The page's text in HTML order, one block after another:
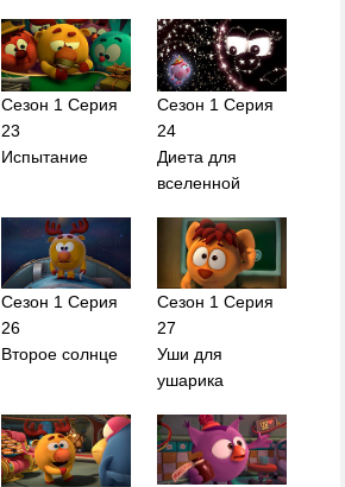
Сезон 1 Серия
23
Испытание
Сезон 1 Серия
24
Диета для
вселенной
Сезон 1 Серия
26
Второе солнце
Сезон 1 Серия
27
Уши для
ушарика